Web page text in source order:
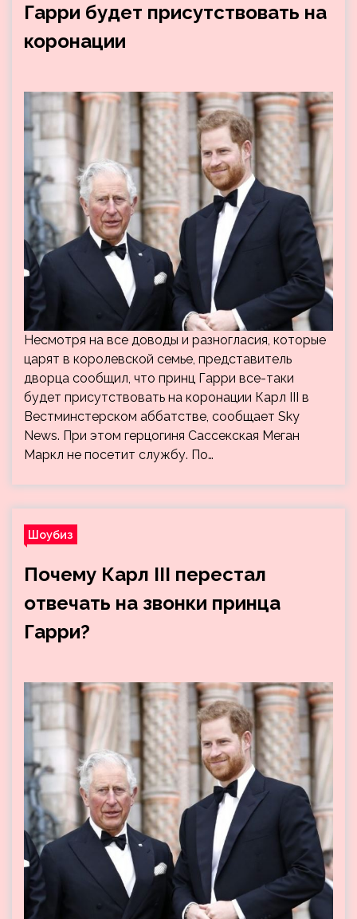
Гарри будет присутствовать на
коронации
Несмотря на все доводы и разногласия, которые
царят в королевской семье, представитель
дворца сообщил, что принц Гарри все-таки
будет присутствовать на коронации Карл III в
Вестминстерском аббатстве, сообщает Sky
News. При этом герцогиня Сассекская Меган
Маркл не посетит службу. По…
Шоубиз
Почему Карл III перестал
отвечать на звонки принца
Гарри?